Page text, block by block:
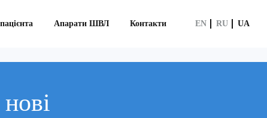
Апарати ШВЛ Контакти EN RU UA